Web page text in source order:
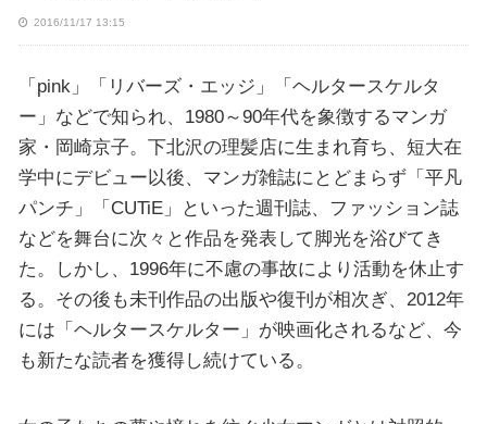
2016/11/17 13:15
「pink」「リバーズ・エッジ」「ヘルタースケルタ
ー」などで知られ、1980～90年代を象徴するマンガ
家・岡崎京子。下北沢の理髪店に生まれ育ち、短大在
学中にデビュー以後、マンガ雑誌にとどまらず「平凡
パンチ」「CUTiE」といった週刊誌、ファッション誌
などを舞台に次々と作品を発表して脚光を浴びてき
た。しかし、1996年に不慮の事故により活動を休止す
る。その後も未刊作品の出版や復刊が相次ぎ、2012年
には「ヘルタースケルター」が映画化されるなど、今
も新たな読者を獲得し続けている。